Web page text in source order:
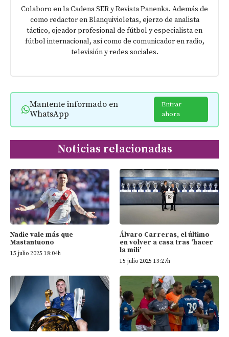
Colaboro en la Cadena SER y Revista Panenka. Además de
como redactor en Blanquivioletas, ejerzo de analista
táctico, ojeador profesional de fútbol y especialista en
fútbol internacional, así como de comunicador en radio,
televisión y redes sociales.
Mantente informado en
WhatsApp
Entrar
ahora
Noticias relacionadas
Nadie vale más que
Mastantuono
15 julio 2025 18:04h
Álvaro Carreras, el último
en volver a casa tras ‘hacer
la mili’
15 julio 2025 13:27h